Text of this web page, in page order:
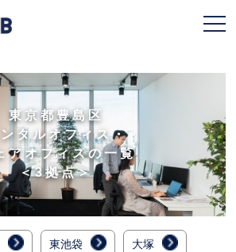
お申込み 会員ページ
TOPページ
利用プラン
拠点一覧
契約フロー
東京都豊島区
ンタルオフィス・
アオフィスの一覧
＜3拠点＞
東池袋 大塚